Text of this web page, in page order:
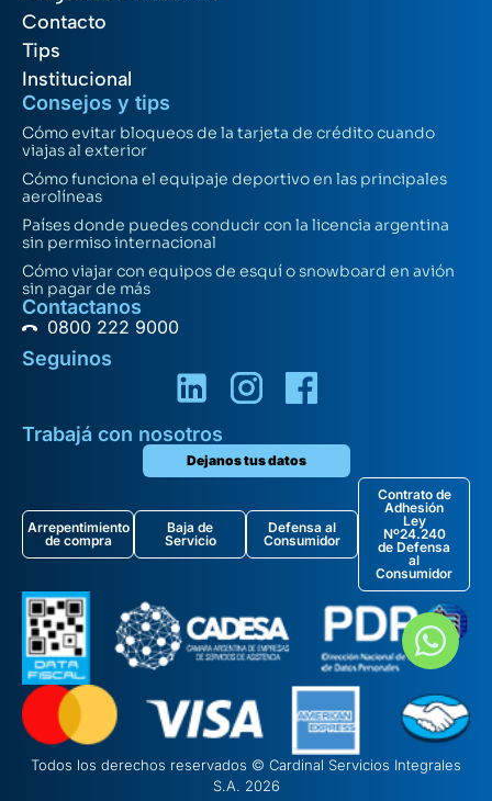
Contacto
Tips
Institucional
Consejos y tips
Cómo evitar bloqueos de la tarjeta de crédito cuando
viajas al exterior
Cómo funciona el equipaje deportivo en las principales
aerolíneas
Países donde puedes conducir con la licencia argentina
sin permiso internacional
Cómo viajar con equipos de esquí o snowboard en avión
sin pagar de más
Contactanos
0800 222 9000
Seguinos
Trabajá con nosotros
Dejanos tus datos
Arrepentimiento
de compra
Baja de
Servicio
Defensa al
Consumidor
Contrato de
Adhesión
Ley
Nº24.240
de Defensa
al
Consumidor
Todos los derechos reservados © Cardinal Servicios Integrales
S.A. 2026